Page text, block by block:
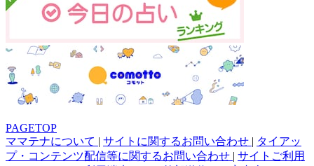
PAGETOP
ママテナについて | サイトに関するお問い合わせ | タイアッ
プ・コンテンツ配信等に関するお問い合わせ | サイトご利用